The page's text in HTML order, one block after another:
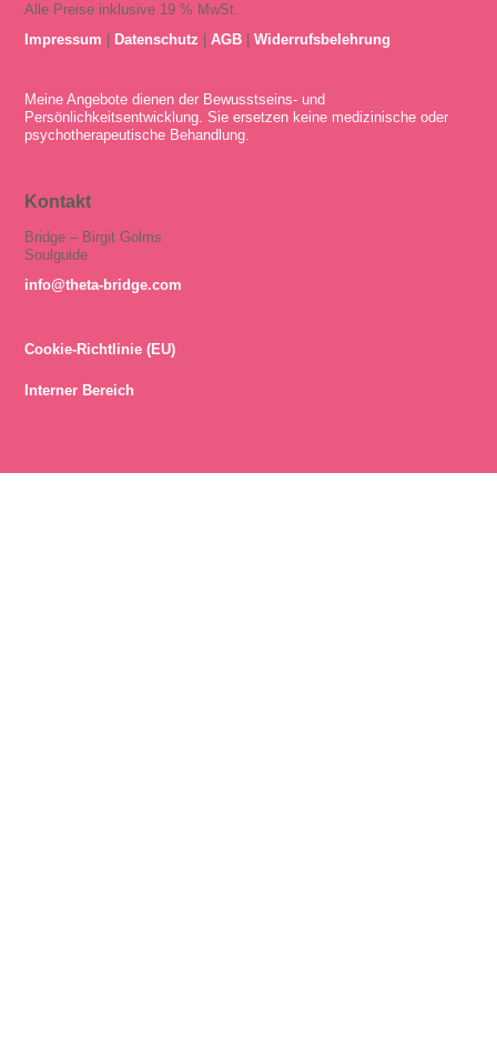
Alle Preise inklusive 19 % MwSt.
Impressum | Datenschutz |AGB |Widerrufsbelehrung
Meine Angebote dienen der Bewusstseins- und
Persönlichkeitsentwicklung. Sie ersetzen keine medizinische oder
psychotherapeutische Behandlung.
Kontakt
Bridge – Birgit Golms
Soulguide
info@theta-bridge.com
Cookie-Richtlinie (EU)
Interner Bereich